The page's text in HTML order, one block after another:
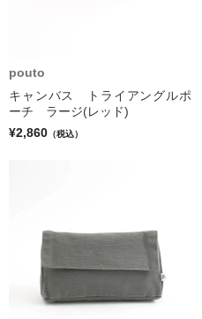
pouto
キャンバス トライアングルポ
ーチ ラージ(レッド)
¥2,860 （税込）